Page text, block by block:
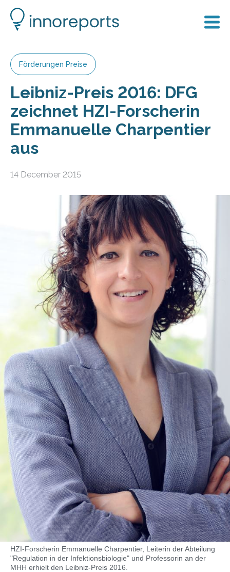
Förderungen Preise
Leibniz-Preis 2016: DFG
zeichnet HZI-Forscherin
Emmanuelle Charpentier
aus
14 December 2015
HZI-Forscherin Emmanuelle Charpentier, Leiterin der Abteilung
"Regulation in der Infektionsbiologie" und Professorin an der
MHH erhielt den Leibniz-Preis 2016.